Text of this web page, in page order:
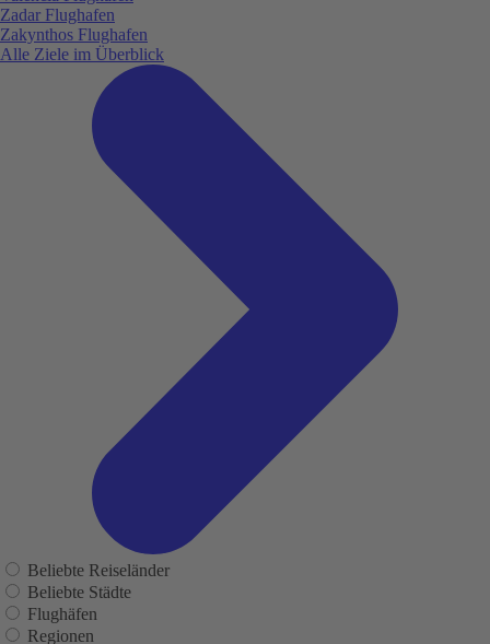
Zadar Flughafen
Zakynthos Flughafen
Alle Ziele im Überblick
Beliebte Reiseländer
Beliebte Städte
Flughäfen
Regionen